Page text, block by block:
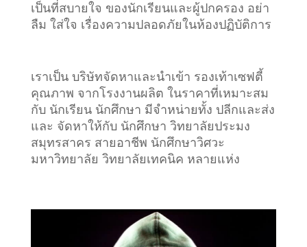
เป็นที่สบายใจ ของนักเรียนและผู้ปกครอง อย่า
ลืม ใส่ใจ เรื่องความปลอดภัยในห้องปฏิบัติการ
เราเป็น บริษัทจัดหาและนำเข้า รองเท้าเซฟตี้
คุณภาพ จากโรงงานผลิต ในราคาที่เหมาะสม
กับ นักเรียน นักศึกษา มีจำหน่ายทั้ง ปลีกและส่ง
และ จัดหาให้กับ นักศึกษา วิทยาลัยประมง
สมุทรสาคร สายอาชีพ นักศึกษาวิศวะ
มหาวิทยาลัย วิทยาลัยเทคนิค หลายแห่ง